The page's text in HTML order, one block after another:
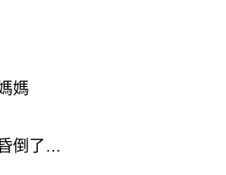
媽
倒了…